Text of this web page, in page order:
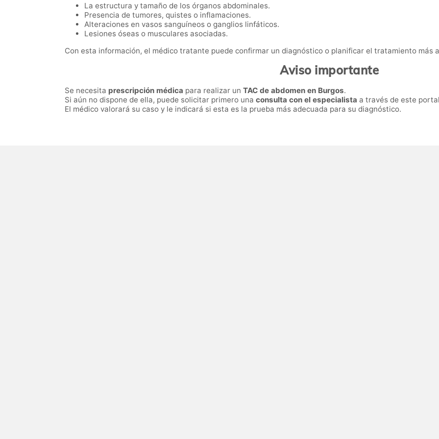
La estructura y tamaño de los órganos abdominales.
Presencia de tumores, quistes o inflamaciones.
Alteraciones en vasos sanguíneos o ganglios linfáticos.
Lesiones óseas o musculares asociadas.
Con esta información, el médico tratante puede confirmar un diagnóstico o planificar el tratamiento más
Aviso importante
Se necesita prescripción médica para realizar un TAC de abdomen en Burgos.
Si aún no dispone de ella, puede solicitar primero una consulta con el especialista a través de este
El médico valorará su caso y le indicará si esta es la prueba más adecuada para su diagnóstico.